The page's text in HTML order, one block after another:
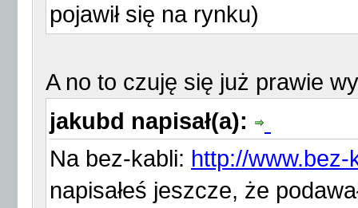
pojawił się na rynku)
A no to czuję się już prawie
jakubd napisał(a):
Na bez-kabli: http://
napisałeś jeszcze, że